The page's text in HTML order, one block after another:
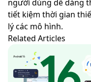
người dùng dễ dàng
tiết kiệm thời gian
lý các mô hình.
Related Articles